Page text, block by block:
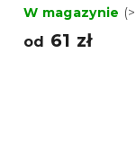
W magazynie
od 61 zł